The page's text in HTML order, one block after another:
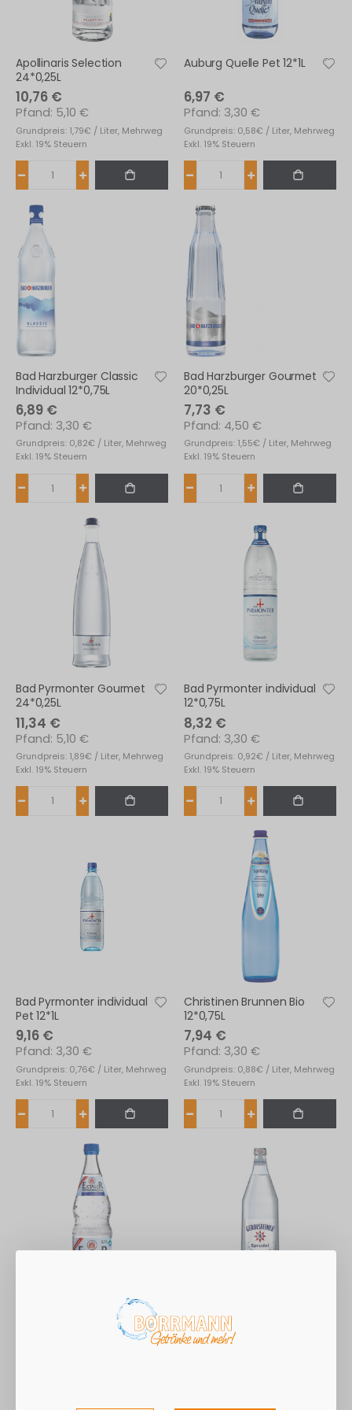
Apollinaris Selection
24*0,25L
10,76 €
Grundpreis: 1,79€ / Liter, Mehrweg
5,10 €
Exkl. 19% Steuern
Auburg Quelle Pet 12*1L
6,97 €
Grundpreis: 0,58€ / Liter, Mehrweg
3,30 €
Exkl. 19% Steuern
Bad Harzburger Classic
Individual 12*0,75L
6,89 €
Grundpreis: 0,82€ / Liter, Mehrweg
3,30 €
Exkl. 19% Steuern
Bad Harzburger Gourmet
20*0,25L
7,73 €
Grundpreis: 1,55€ / Liter, Mehrweg
4,50 €
Exkl. 19% Steuern
Bad Pyrmonter Gourmet
24*0,25L
11,34 €
Grundpreis: 1,89€ / Liter, Mehrweg
5,10 €
Exkl. 19% Steuern
Bad Pyrmonter individual
12*0,75L
8,32 €
Grundpreis: 0,92€ / Liter, Mehrweg
3,30 €
Exkl. 19% Steuern
Bad Pyrmonter individual
Pet 12*1L
9,16 €
Grundpreis: 0,76€ / Liter, Mehrweg
3,30 €
Exkl. 19% Steuern
Christinen Brunnen Bio
12*0,75L
7,94 €
Grundpreis: 0,88€ / Liter, Mehrweg
3,30 €
Exkl. 19% Steuern
Extaler Brunnen 12*0,70L Gerolsteiner Sprudel 6*1L
6,97 €